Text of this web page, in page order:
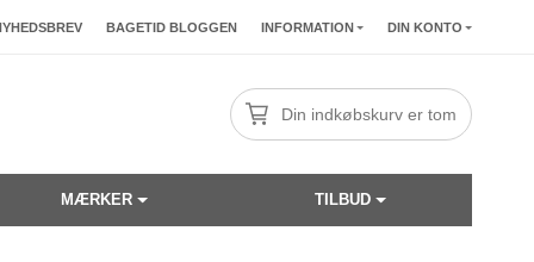
BAGETID BLOGGEN INFORMATION DIN KONTO
Din indkøbskurv er tom
MÆRKER TILBUD